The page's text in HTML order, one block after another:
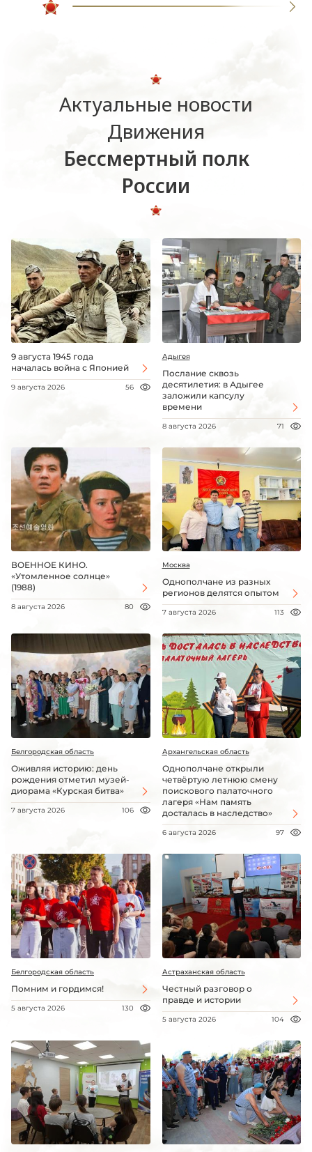
Актуальные новости
Движения
Бессмертный полк
России
9 августа 1945 года
началась война с Японией
9 августа 2026 56
Адыгея
Послание сквозь
десятилетия: в Адыгее
заложили капсулу
времени
8 августа 2026 71
ВОЕННОЕ КИНО.
«Утомленное солнце»
(1988)
8 августа 2026 80
Москва
Однополчане из разных
регионов делятся опытом
7 августа 2026 113
Белгородская область
Оживляя историю: день
рождения отметил музей-
диорама «Курская битва»
7 августа 2026 106
Архангельская область
Однополчане открыли
четвёртую летнюю смену
поискового палаточного
лагеря «Нам память
досталась в наследство»
6 августа 2026 97
Белгородская область
Помним и гордимся!
5 августа 2026 130
Астраханская область
Честный разговор о
правде и истории
5 августа 2026 104